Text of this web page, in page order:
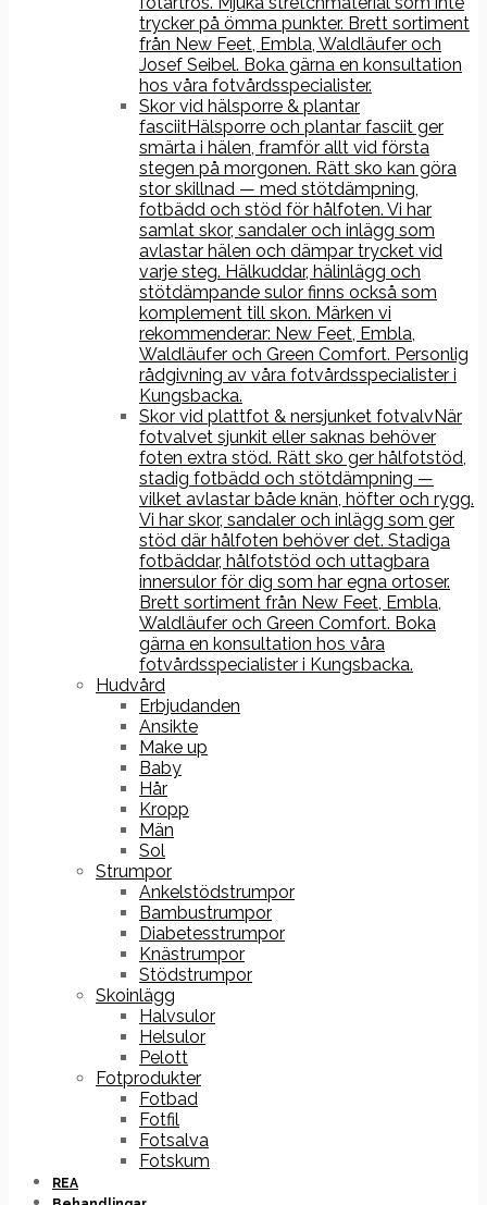
trycker på ömma punkter. Brett sortiment
från New Feet, Embla, Waldläufer och
Josef Seibel. Boka gärna en konsultation
hos våra fotvårdsspecialister.
Skor vid hälsporre & plantar
fasciitHälsporre och plantar fasciit ger
smärta i hälen, framför allt vid första
stegen på morgonen. Rätt sko kan göra
stor skillnad — med stötdämpning,
fotbädd och stöd för hålfoten. Vi har
samlat skor, sandaler och inlägg som
avlastar hälen och dämpar trycket vid
varje steg. Hälkuddar, hälinlägg och
stötdämpande sulor finns också som
komplement till skon. Märken vi
rekommenderar: New Feet, Embla,
Waldläufer och Green Comfort. Personlig
rådgivning av våra fotvårdsspecialister i
Kungsbacka.
Skor vid plattfot & nersjunket fotvalvNär
fotvalvet sjunkit eller saknas behöver
foten extra stöd. Rätt sko ger hålfotstöd,
stadig fotbädd och stötdämpning —
vilket avlastar både knän, höfter och rygg.
Vi har skor, sandaler och inlägg som ger
stöd där hålfoten behöver det. Stadiga
fotbäddar, hålfotstöd och uttagbara
innersulor för dig som har egna ortoser.
Brett sortiment från New Feet, Embla,
Waldläufer och Green Comfort. Boka
gärna en konsultation hos våra
fotvårdsspecialister i Kungsbacka.
Hudvård
Erbjudanden
Ansikte
Make up
Baby
Hår
Kropp
Män
Sol
Strumpor
Ankelstödstrumpor
Bambustrumpor
Diabetesstrumpor
Knästrumpor
Stödstrumpor
Skoinlägg
Halvsulor
Helsulor
Pelott
Fotprodukter
Fotbad
Fotfil
Fotsalva
Fotskum
REA